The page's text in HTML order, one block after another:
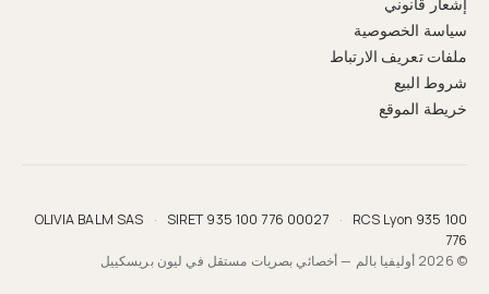
سياسة الخصوصية
ملفات تعريف الارتباط
شروط البيع
خريطة الموقع
OLIVIA BALM SAS · SIRET 935 100 776 00027 ·
RCS Lyon 935 100
776
© 2026 أوليفيا بالم — أخصائي بصريات مستقل في ليون بريسكييل